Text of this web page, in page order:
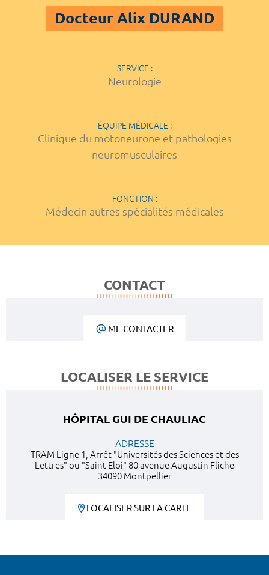
Docteur Alix DURAND
SERVICE :
Neurologie
ÉQUIPE MÉDICALE :
Clinique du motoneurone et pathologies
neuromusculaires
FONCTION :
Médecin autres spécialités médicales
CONTACT
ME CONTACTER
LOCALISER LE SERVICE
HÔPITAL GUI DE CHAULIAC
ADRESSE
TRAM Ligne 1, Arrêt "Universités des Sciences et des
Lettres" ou "Saint Eloi" 80 avenue Augustin Fliche
34090 Montpellier
LOCALISER SUR LA CARTE